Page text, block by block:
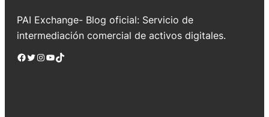
PAI Exchange- Blog oficial: Servicio de
intermediación comercial de activos digitales.
Facebook Twitter Instagram YouTube TikTok